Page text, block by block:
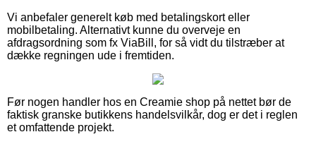
Vi anbefaler generelt køb med betalingskort eller
mobilbetaling. Alternativt kunne du overveje en
afdragsordning som fx ViaBill, for så vidt du tilstræber at
dække regningen ude i fremtiden.
Før nogen handler hos en Creamie shop på nettet bør de
faktisk granske butikkens handelsvilkår, dog er det i reglen
et omfattende projekt.